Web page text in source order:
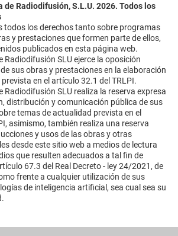
de Radiodifusión, S.L.U. 2026. Todos los
todos los derechos tanto sobre programas
y prestaciones que formen parte de ellos,
publicados en esta página web.
Radiodifusión SLU ejerce la oposición
sus obras y prestaciones en la elaboración
en el artículo 32.1 del TRLPI.
Radiodifusión SLU realiza la reserva expresa
distribución y comunicación pública de sus
temas de actualidad prevista en el
asimismo, también realiza una reserva
y usos de las obras y otras
desde este sitio web a medios de lectura
que resulten adecuados a tal fin de
67.3 del Real Decreto - ley 24/2021, de
frente a cualquier utilización de sus
de inteligencia artificial, sea cual sea su